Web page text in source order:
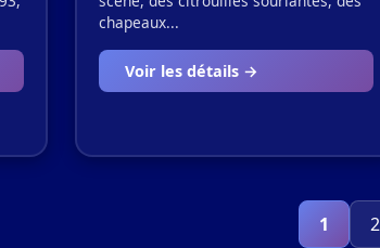
chapeaux...
Voir les détails →
1 2